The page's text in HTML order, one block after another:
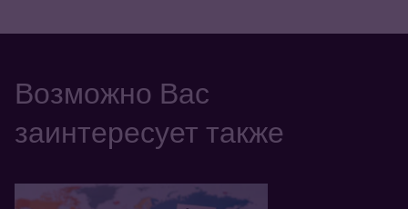
Возможно Вас
заинтересует также